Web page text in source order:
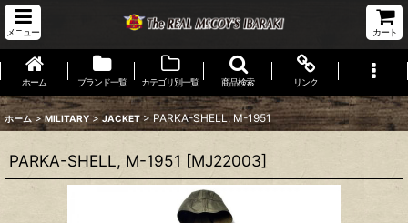
メニュー カート
ホーム ブランド一覧 カテゴリ別一覧 商品検索 リンク
ホーム > MILITARY > JACKET > PARKA-SHELL, M-1951
PARKA-SHELL, M-1951 [MJ22003]